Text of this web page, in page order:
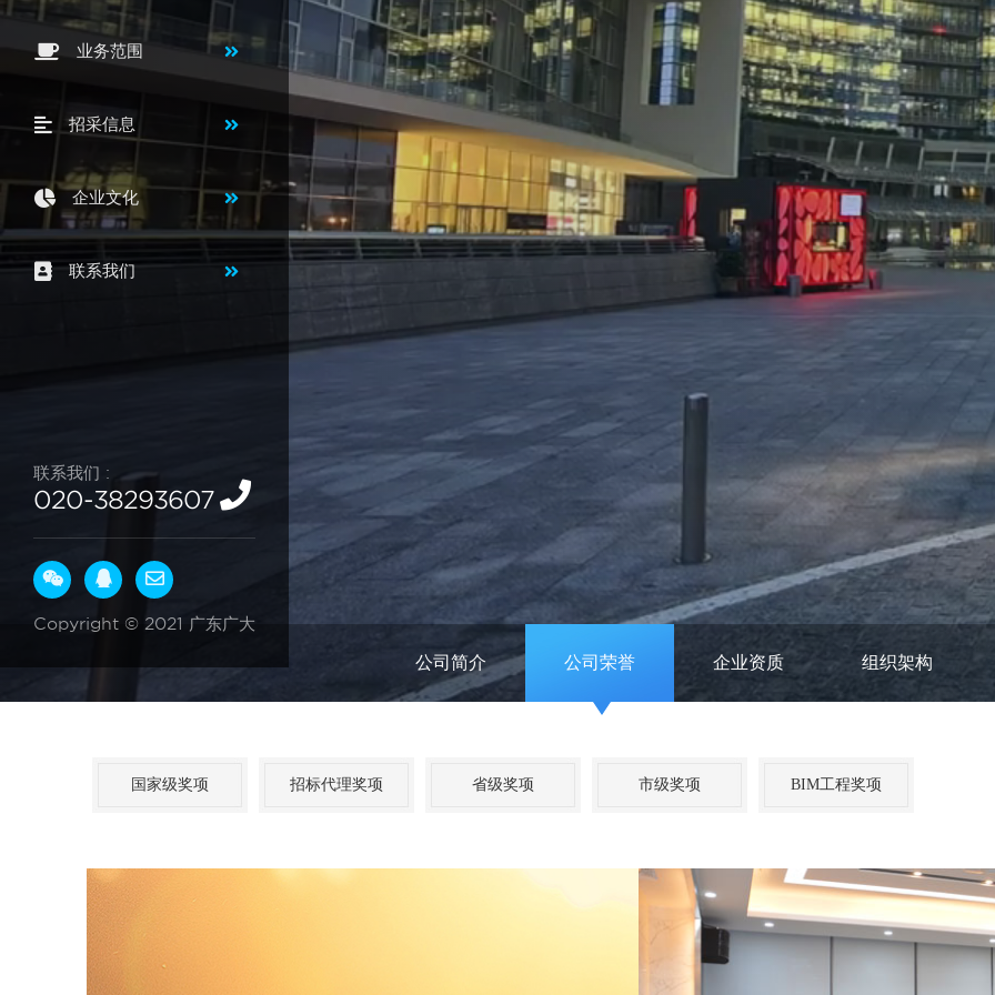
业务范围
招采信息
企业文化
联系我们
联系我们 :
020-38293607
Copyright © 2021 广东广大
公司简介 公司荣誉 企业资质 组织架构
国家级奖项 招标代理奖项 省级奖项 市级奖项 BIM工程奖项